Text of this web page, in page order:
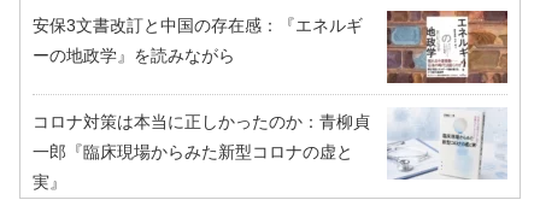
安保3文書改訂と中国の存在感：『エネルギ
ーの地政学』を読みながら
コロナ対策は本当に正しかったのか：青柳貞
一郎『臨床現場からみた新型コロナの虚と
実』